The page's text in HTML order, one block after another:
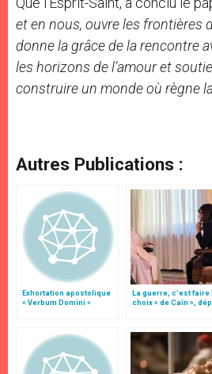
et en nous, ouvre les frontières
donne la grâce de la rencontre
les horizons de l’amour et
construire un monde où règne
Autres Publications :
Exhortation apostolique
« Verbum Domini »
La guerre, c’est faire
choix « de Caïn »,